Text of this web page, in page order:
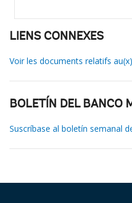
LIENS CONNEXES
Voir les documents relatifs
BOLETÍN DEL BANCO
Suscríbase al boletín semanal